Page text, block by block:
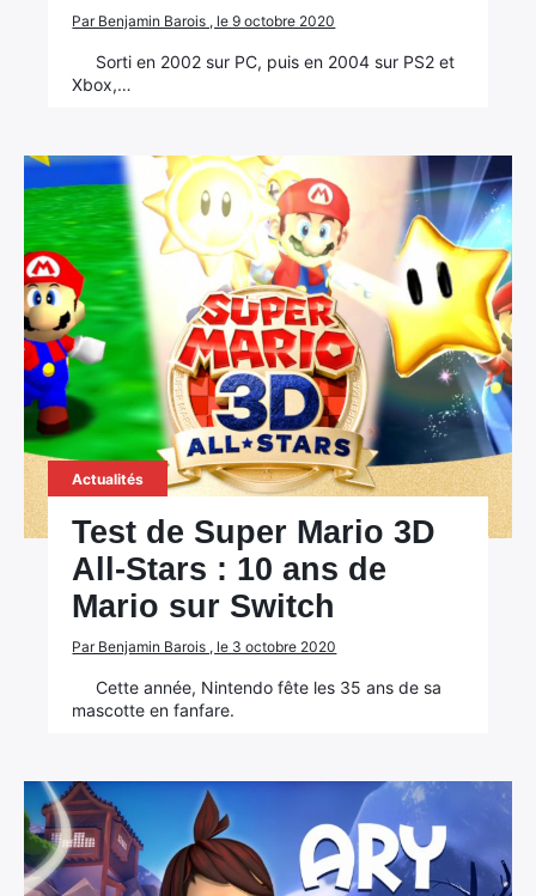
Par Benjamin Barois , le 9 octobre 2020
Sorti en 2002 sur PC, puis en 2004 sur PS2 et
Xbox,…
Actualités
Test de Super Mario 3D
All-Stars : 10 ans de
Mario sur Switch
Par Benjamin Barois , le 3 octobre 2020
Cette année, Nintendo fête les 35 ans de sa
mascotte en fanfare.